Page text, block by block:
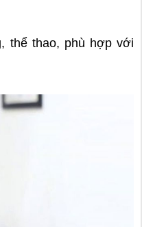
thể thao, phù hợp với